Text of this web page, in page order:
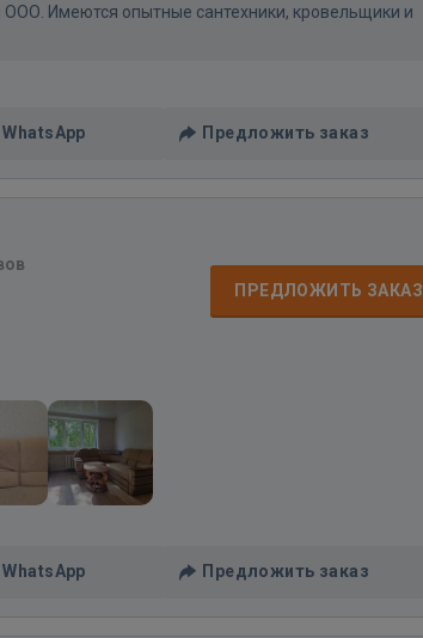
Имеются опытные сантехники, кровельщики и
WhatsApp Предложить заказ
ПРЕДЛОЖИТЬ ЗАКАЗ
WhatsApp Предложить заказ